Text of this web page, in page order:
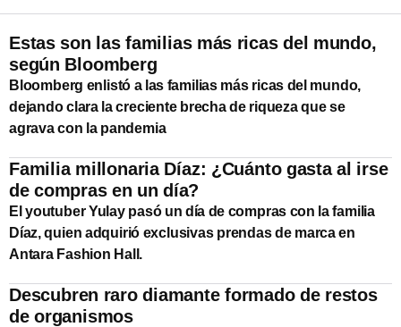
Estas son las familias más ricas del mundo,
según Bloomberg
Bloomberg enlistó a las familias más ricas del mundo,
dejando clara la creciente brecha de riqueza que se
agrava con la pandemia
Familia millonaria Díaz: ¿Cuánto gasta al irse
de compras en un día?
El youtuber Yulay pasó un día de compras con la familia
Díaz, quien adquirió exclusivas prendas de marca en
Antara Fashion Hall.
Descubren raro diamante formado de restos
de organismos